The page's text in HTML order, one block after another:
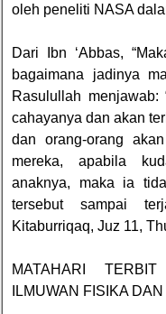
oleh peneliti NASA
Dari Ibn ‘Abbas,
bagaimana jadinya
Rasulullah menjawab:
cahayanya dan akan
dan orang-orang
mereka, apabila
anaknya, maka ia
tersebut sampai
Kitaburriqaq, Juz 11,
MATAHARI
ILMUWAN FISIKA